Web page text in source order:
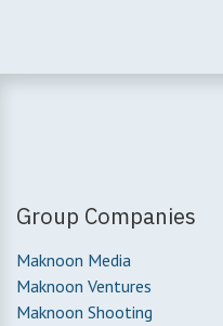
Group Companies
Maknoon Media
Maknoon Ventures
Maknoon Shooting